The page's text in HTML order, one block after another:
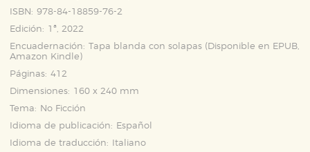
ISBN: 978-84-18859-76-2
Edición: 1ª, 2022
Encuadernación: Tapa blanda con solapas (Disponible en EPUB,
Amazon Kindle )
Páginas: 412
Dimensiones: 160 x 240 mm
Tema:
No Ficción
Idioma de publicación:
Español
Idioma de traducción:
Italiano